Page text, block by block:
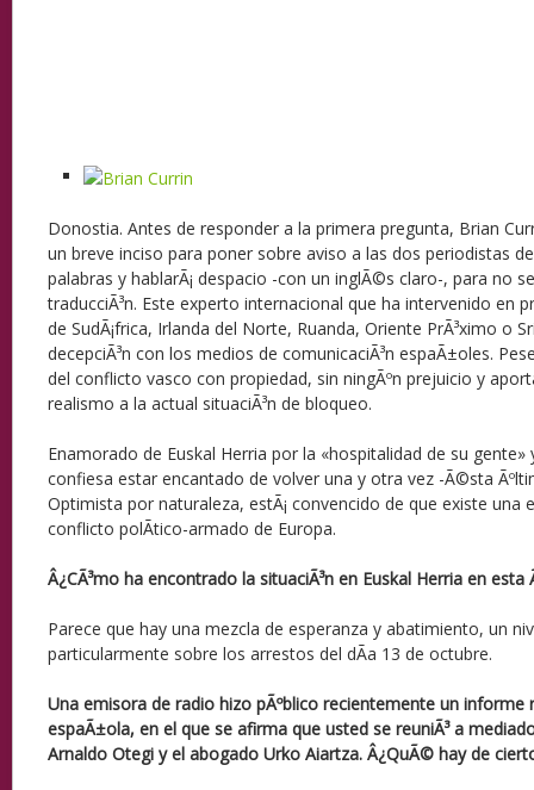
Donostia. Antes de responder a la primera pregunta, Brian
un breve inciso para poner sobre aviso a las dos periodistas
palabras y hablarÃ¡ despacio -con un inglÃ©s claro-, para no
traducciÃ³n. Este experto internacional que ha intervenido en
de SudÃ¡frica, Irlanda del Norte, Ruanda, Oriente PrÃ³ximo o
decepciÃ³n con los medios de comunicaciÃ³n espaÃ±oles.
del conflicto vasco con propiedad, sin ningÃºn prejuicio y
realismo a la actual situaciÃ³n de bloqueo.
Enamorado de Euskal Herria por la «hospitalidad de su gente»
confiesa estar encantado de volver una y otra vez -Ã©sta
Optimista por naturaleza, estÃ¡ convencido de que existe una
conflicto polÃ­tico-armado de Europa.
Â¿CÃ³mo ha encontrado la situaciÃ³n en Euskal Herria en esta
Parece que hay una mezcla de esperanza y abatimiento, un
particularmente sobre los arrestos del dÃ­a 13 de octubre.
Una emisora de radio hizo pÃºblico recientemente un informe
espaÃ±ola, en el que se afirma que usted se reuniÃ³ a
Arnaldo Otegi y el abogado Urko Aiartza. Â¿QuÃ© hay de